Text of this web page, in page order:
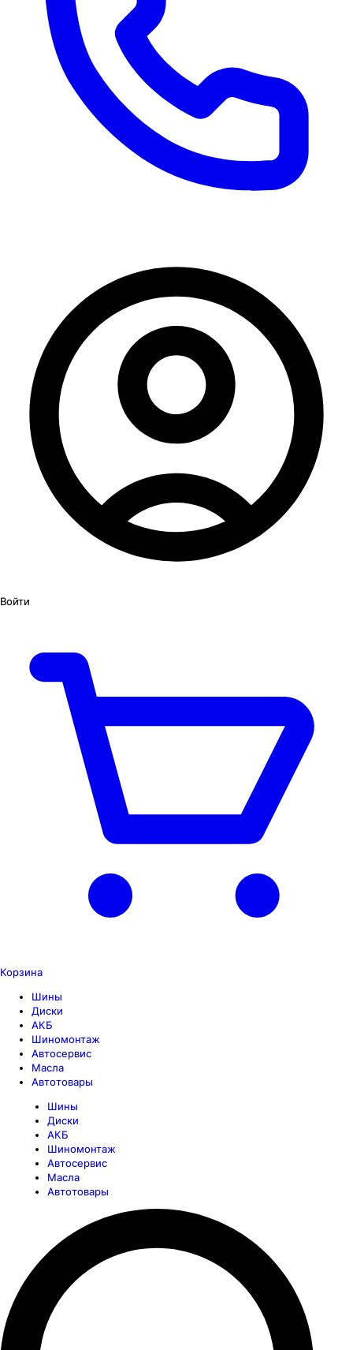
Войти
Корзина
Шины
Диски
АКБ
Шиномонтаж
Автосервис
Масла
Автотовары
Шины
Диски
АКБ
Шиномонтаж
Автосервис
Масла
Автотовары